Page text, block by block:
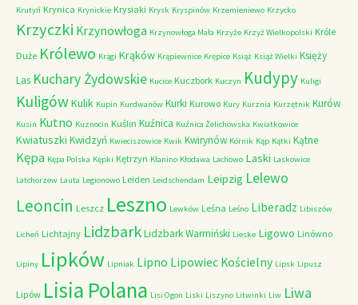
Krutyń Krynica Krynickie Krysiaki Krysk Kryspinów Krzemieniewo Krzycko
Krzyczki Krzynowłoga Krzynowłoga Mała Krzyże Krzyż Wielkopolski Króle
Duże Królewo Krągi Krąków Krąpiewnice Krępice Książ Książ Wielki Księży
Las Kuchary Żydowskie Kucice Kuczbork Kuczyn Kudypy Kuligi
KuligówKulik Kupin Kurdwanów Kurki Kurowo Kury Kurznia Kurzętnik Kurów
Kusin Kutno Kuznocin Kuślin Kuźnica Kuźnica Żelichowska Kwiatkowice
Kwiatuszki Kwidzyń Kwieciszowice Kwik Kwirynów Kórnik Kąp Kątki Kątne
Kępa Kępa Polska Kępki Kętrzyn Kłanino Kłodawa Lachowo Laski Laskowice
Latchorzew Lauta Legionowo Leiden Leidschendam Leipzig Lelewo
Leoncin Leszcz Leszno Lewków Leśna Leśno Liberadz Libiszów
Licheń Lichtajny LidzbarkLidzbark Warmiński Lieske Ligowo Linówno
Lipiny Lipków Lipniak Lipno Lipowiec Kościelny Lipsk Lipusz
Lipów Lisia Polana Lisi Ogon Liski Liszyno Litwinki Liw Liwa